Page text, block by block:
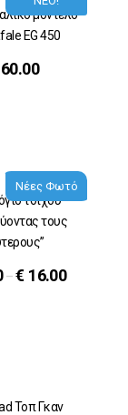
μοντέλο
EG 450
Νέες Φωτό
τοίχου
τους
–€ 16.00
Τοπ Γκαν